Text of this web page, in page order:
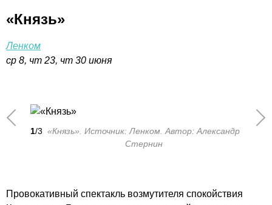
«Князь»
Ленком
ср 8, чт 23, чт 30 июня
1/3 «Князь». Источник: Ленком. Автор: Александр
Стернин
Провокативный спектакль возмутителя спокойствия